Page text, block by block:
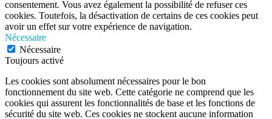
consentement. Vous avez également la possibilité de refuser ces
cookies. Toutefois, la désactivation de certains de ces cookies peut
avoir un effet sur votre expérience de navigation.
Nécessaire
Nécessaire
Toujours activé
Les cookies sont absolument nécessaires pour le bon
fonctionnement du site web. Cette catégorie ne comprend que les
cookies qui assurent les fonctionnalités de base et les fonctions de
sécurité du site web. Ces cookies ne stockent aucune information